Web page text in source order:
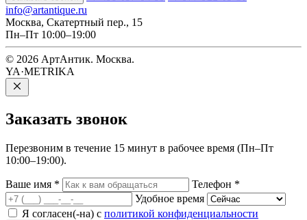
info@artantique.ru
Москва, Скатертный пер., 15
Пн–Пт 10:00–19:00
© 2026 АртАнтик. Москва.
YA·METRIKA
Заказать звонок
Перезвоним в течение 15 минут в рабочее время (Пн–Пт
10:00–19:00).
Ваше имя * Телефон *
Удобное время
Я согласен(-на) с политикой конфиденциальности